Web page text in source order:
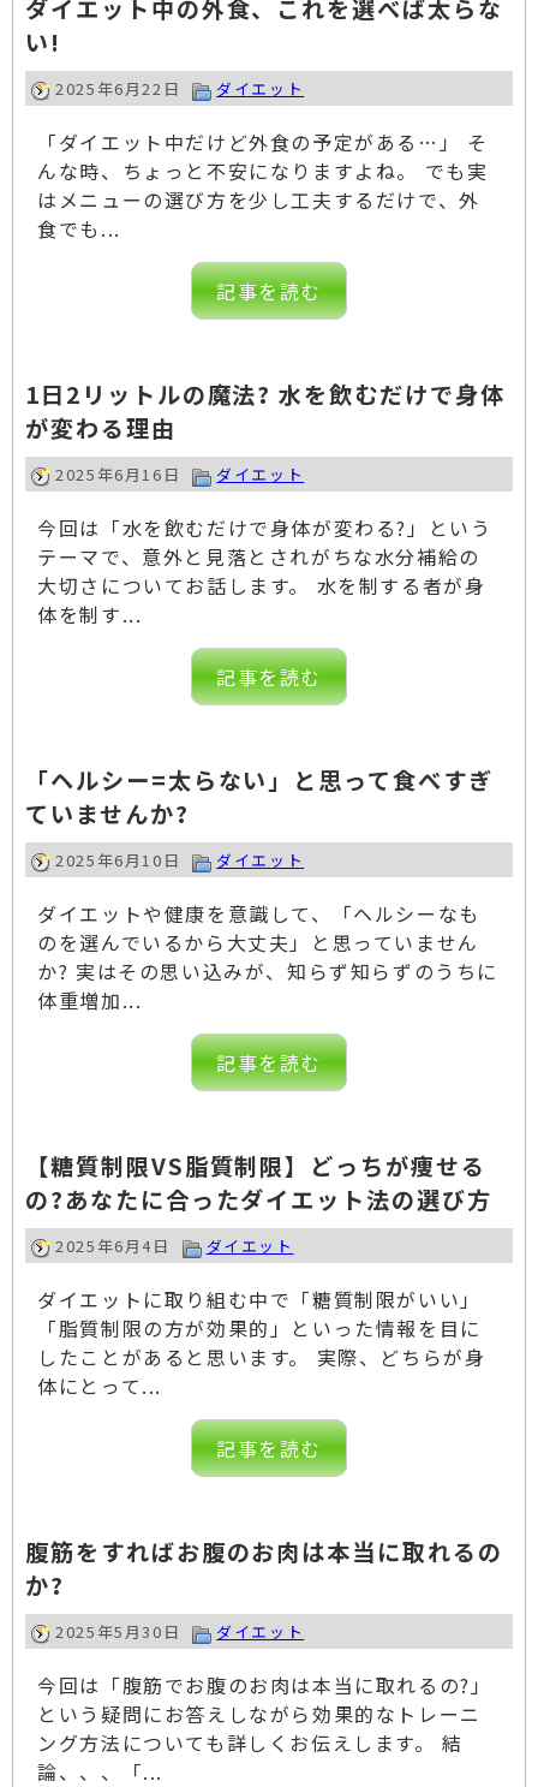
ダイエット中の外食、これを選べば太らな
い!
2025年6月22日 ダイエット
「ダイエット中だけど外食の予定がある…」 そ
んな時、ちょっと不安になりますよね。 でも実
はメニューの選び方を少し工夫するだけで、外
食でも...
記事を読む
1日2リットルの魔法? 水を飲むだけで身体
が変わる理由
2025年6月16日 ダイエット
今回は「水を飲むだけで身体が変わる?」という
テーマで、意外と見落とされがちな水分補給の
大切さについてお話します。 水を制する者が身
体を制す...
記事を読む
「ヘルシー=太らない」と思って食べすぎ
ていませんか?
2025年6月10日 ダイエット
ダイエットや健康を意識して、「ヘルシーなも
のを選んでいるから大丈夫」と思っていません
か? 実はその思い込みが、知らず知らずのうちに
体重増加...
記事を読む
【糖質制限VS脂質制限】どっちが痩せる
の?あなたに合ったダイエット法の選び方
2025年6月4日 ダイエット
ダイエットに取り組む中で「糖質制限がいい」
「脂質制限の方が効果的」といった情報を目に
したことがあると思います。 実際、どちらが身
体にとって...
記事を読む
腹筋をすればお腹のお肉は本当に取れるの
か?
2025年5月30日 ダイエット
今回は「腹筋でお腹のお肉は本当に取れるの?」
という疑問にお答えしながら効果的なトレーニ
ング方法についても詳しくお伝えします。 結
論、、、「...